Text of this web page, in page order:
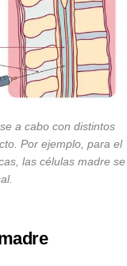
a cabo con distintos
Por ejemplo, para el
las células madre se